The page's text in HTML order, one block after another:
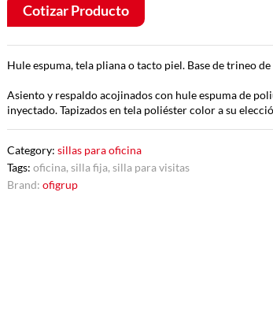
Cotizar Producto
Hule espuma, tela pliana o tacto piel. Base de trineo
Asiento y respaldo acojinados con hule espuma de
inyectado. Tapizados en tela poliéster color a su
Category:sillas para oficina
Tags:oficina,silla fija,silla para visitas
Brand:ofigrup